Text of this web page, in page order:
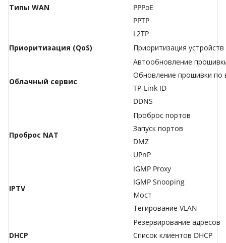
Типы WAN
PPPoE
PPTP
L2TP
Приоритизация (QoS)
Приоритизация устройств
Облачный сервис
Автообновление
Обновление прошивки по
TP-Link ID
DDNS
Проброс NAT
Проброс портов
Запуск портов
DMZ
UPnP
IPTV
IGMP Proxy
IGMP Snooping
Мост
Тегирование VLAN
DHCP
Резервирование адресов
Список клиентов DHCP